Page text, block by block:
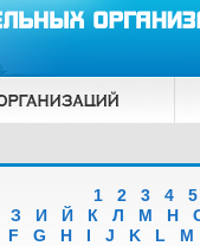
1 2 3 4
5
З И Й К Л М Н
F G H I J K L M